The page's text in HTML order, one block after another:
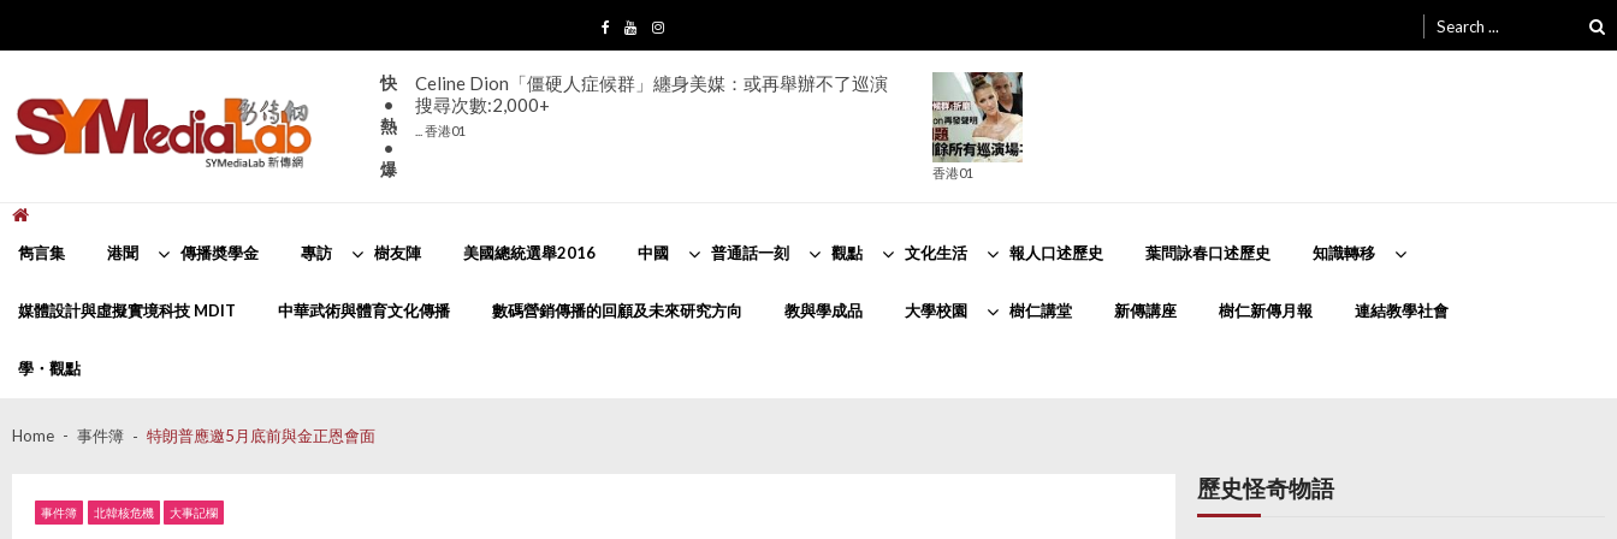
navigation
content
for:
快
•
熱
•
爆
Celine Dion「僵硬人症候群」纏身美媒：或再舉辦不了巡演
搜尋次數:2,000+
... 香港01
香港01
雋言集 港聞 傳播奬學金 專訪 樹友陣 美國總統選舉2016 中國 普通話一刻 觀點 文化生活 報人口述歷史 葉問詠春口述歷史 知識轉移
媒體設計與虛擬實境科技 MDIT 中華武術與體育文化傳播 數碼營銷傳播的回顧及未來研究方向 教與學成品 大學校園 樹仁講堂 新傳講座 樹仁新傳月報 連結教學社會
學・觀點
Home 事件簿 特朗普應邀5月底前與金正恩會面
事件簿 北韓核危機 大事記欄
歷史怪奇物語